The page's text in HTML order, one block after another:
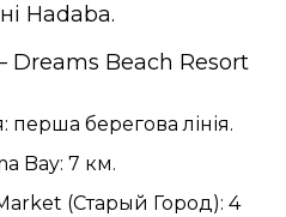
Hadaba.
Dreams Beach Resort
перша берегова лінія.
Bay: 7 км.
(Старый Город): 4